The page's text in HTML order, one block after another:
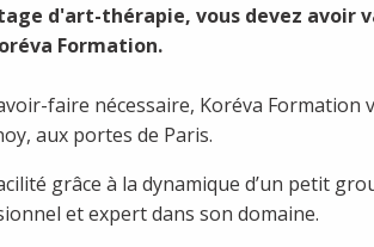
d'art-thérapie, vous devez avoir
Formation.
faire nécessaire, Koréva Formation
aux portes de Paris.
grâce à la dynamique d’un petit
et expert dans son domaine.